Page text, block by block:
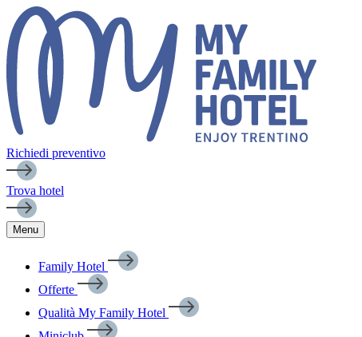
Richiedi preventivo
Trova hotel
Menu
Family Hotel
Offerte
Qualità My Family Hotel